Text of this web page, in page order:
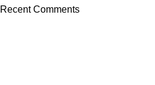
Recent Comments